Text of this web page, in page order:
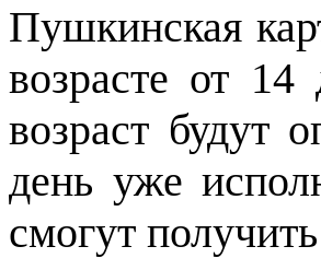
Пушкинская
возрасте от
возраст будут
день уже
смогут получить